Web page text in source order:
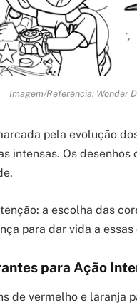
Imagem/Referência: Wonder
pela evolução
intensas. Os desenhos
a escolha das
para dar vida a essas
para Ação
de vermelho e laranja